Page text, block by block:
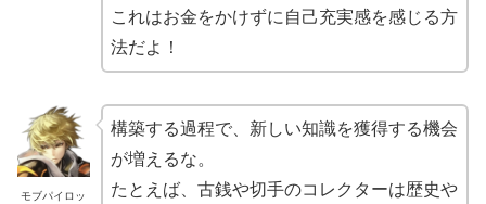
これはお金をかけずに自己充実感を感じる方
法だよ！
モブパイロッ
構築する過程で、新しい知識を獲得する機会
が増えるな。
たとえば、古銭や切手のコレクターは歴史や